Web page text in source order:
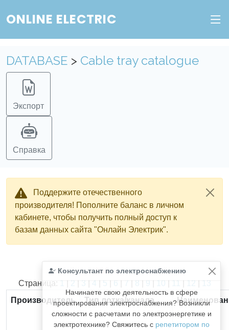
ONLINE ELECTRIC
DATABASE > Cable tray catalogue
Экспорт
Справка
Поддержите отечественного
производителя! Пополните баланс в личном
кабинете, чтобы получить полный доступ к
базам данных сайта "Онлайн Электрик".
Консультант по электроснабжению
Начинаете свою деятельность в сфере
проектирования электроснабжения? Возникли
сложности с расчетами по электроэнергетике и
электротехнике? Свяжитесь с репетитором по
Найдено366из366записей.
Страница: 1 | 2 | 3 | 4 | 5 | 6 | 7 | 8 | 9 | 10 | 11 | 12 | 13
Производитель
Тип лотка/канала